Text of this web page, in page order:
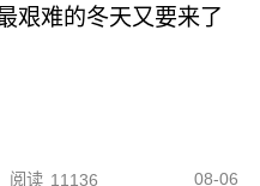
艰难的冬天又要来了
阅读 11136 08-06